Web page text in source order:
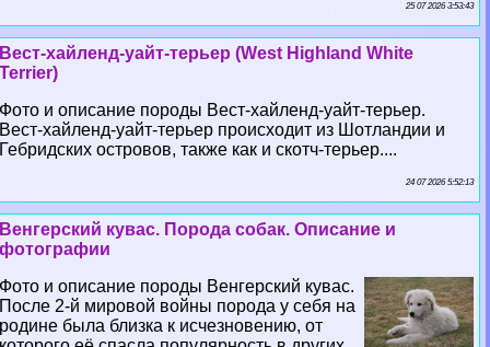
25 07 2026 3:53:43
Вест-хайленд-уайт-терьер (West Highland White
Terrier)
Фото и описание породы Вест-хайленд-уайт-терьер.
Вест-хайленд-уайт-терьер происходит из Шотландии и
Гебридских островов, также как и скотч-терьер....
24 07 2026 5:52:13
Венгерский кувас. Порода собак. Описание и
фотографии
Фото и описание породы Венгерский кувас.
После 2-й мировой войны порода у себя на
родине была близка к исчезновению, от